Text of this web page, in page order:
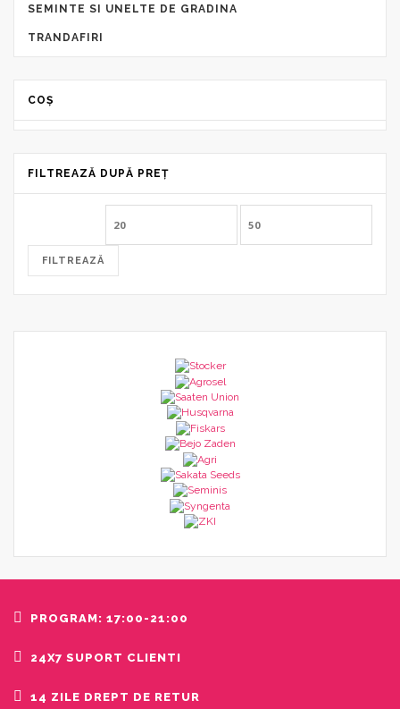
SEMINTE SI UNELTE DE GRADINA
TRANDAFIRI
COȘ
FILTREAZĂ DUPĂ PREȚ
FILTREAZĂ
PROGRAM: 17:00-21:00
24X7 SUPORT CLIENTI
14 ZILE DREPT DE RETUR